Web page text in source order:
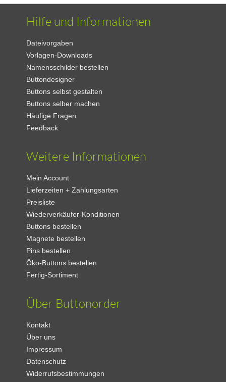
Hilfe und Informationen
Dateivorgaben
Vorlagen-Downloads
Namensschilder bestellen
Buttondesigner
Buttons selbst gestalten
Buttons selber machen
Häufige Fragen
Feedback
Weitere Informationen
Mein Account
Lieferzeiten + Zahlungsarten
Preisliste
Wiederverkäufer-Konditionen
Buttons bestellen
Magnete bestellen
Pins bestellen
Öko-Buttons bestellen
Fertig-Sortiment
Über Buttonorder
Kontakt
Über uns
Impressum
Datenschutz
Widerrufsbestimmungen